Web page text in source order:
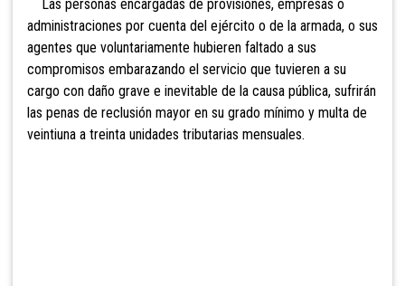
Las personas encargadas de provisiones, empresas o
administraciones por cuenta del ejército o de la armada, o sus
agentes que voluntariamente hubieren faltado a sus
compromisos embarazando el servicio que tuvieren a su
cargo con daño grave e inevitable de la causa pública, sufrirán
las penas de reclusión mayor en su grado mínimo y multa de
veintiuna a treinta unidades tributarias mensuales.